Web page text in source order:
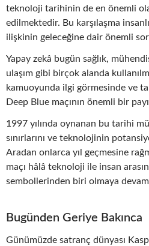
teknoloji tarihinin de en önemli
edilmektedir. Bu karşılaşma
ilişkinin geleceğine dair önemli
Yapay zekâ bugün sağlık,
ulaşım gibi birçok alanda
kamuoyunda ilgi görmesinde ve
Deep Blue maçının önemli bir
1997 yılında oynanan bu tarihi
sınırlarını ve teknolojinin
Aradan onlarca yıl geçmesine
maçı hâlâ teknoloji ile insan
sembollerinden biri olmaya
Bugünden Geriye Bakınca
Günümüzde satranç dünyası